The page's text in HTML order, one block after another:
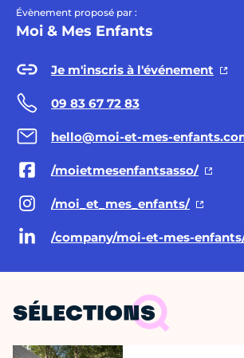
Évènement proposé par :
Moi & Mes Enfants
Je m'inscris à l'événement
09 83 67 72 83
hello@moi-et-mes-
/moietmesenfantsasso/
/moi_et_mes_enfants/
/company/moi-et-mes-
SÉLECTIONS